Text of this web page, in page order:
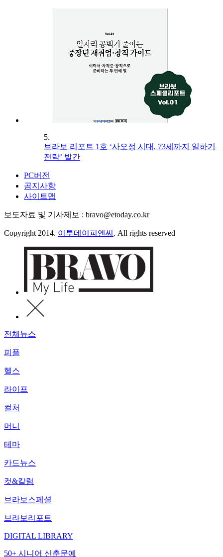
5.
브라보 리포트 1호 ‘사오정 시대, 73세까지 일하기
전략’ 발간
PC버전
공지사항
사이트맵
보도자료 및 기사제보 : bravo@etoday.co.kr
Copyright 2014. 이투데이피엔씨 . All rights reserved
전체뉴스
피플
헬스
라이프
컬처
머니
테마
카드뉴스
컷&칼럼
브라보스페셜
브라보리포트
DIGITAL LIBRARY
50+ 시니어 신춘문예